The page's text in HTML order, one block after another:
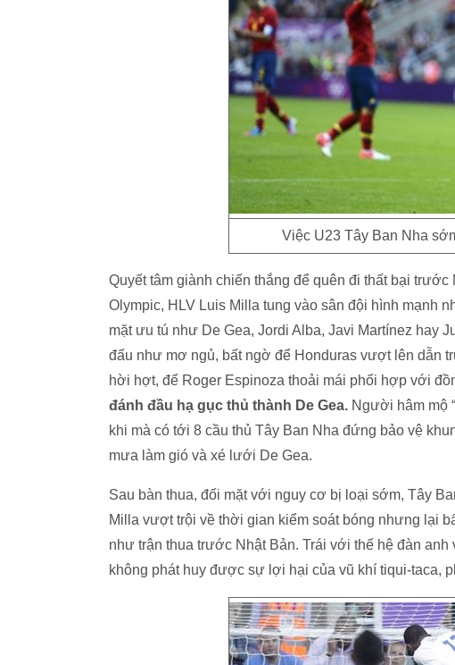
Việc U23 Tây Ban Nha
Quyết tâm giành chiến thắng để quên đi thất bại
Olympic, HLV Luis Milla tung vào sân đội hình mạnh
mặt ưu tú như De Gea, Jordi Alba, Javi Martínez hay
đấu như mơ ngủ, bất ngờ để Honduras vượt lên dẫn
hời hợt, để Roger Espinoza thoải mái phối hợp với
đánh đầu hạ gục thủ thành De Gea. Người hâm mộ
khi mà có tới 8 cầu thủ Tây Ban Nha đứng bảo vệ
mưa làm gió và xé lưới De Gea.
Sau bàn thua, đối mặt với nguy cơ bị loại sớm, Tây
Milla vượt trội về thời gian kiểm soát bóng nhưng lại
như trận thua trước Nhật Bản. Trái với thế hệ đàn
không phát huy được sự lợi hại của vũ khí tiqui-taca,